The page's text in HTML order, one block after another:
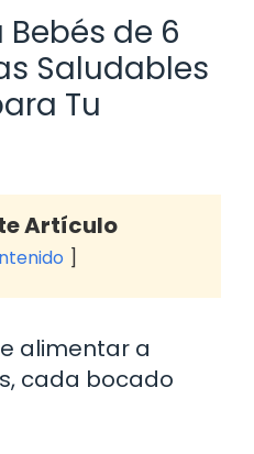
de 6
Saludables
Tu
Artículo
alimentar a
cada bocado